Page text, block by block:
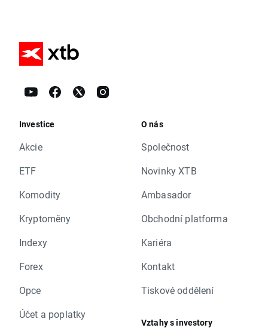
Investice
Akcie
ETF
Komodity
Kryptoměny
Indexy
Forex
Opce
Účet a poplatky
O nás
Společnost
Novinky XTB
Ambasador
Obchodní platforma
Kariéra
Kontakt
Tiskové oddělení
Vztahy s investory